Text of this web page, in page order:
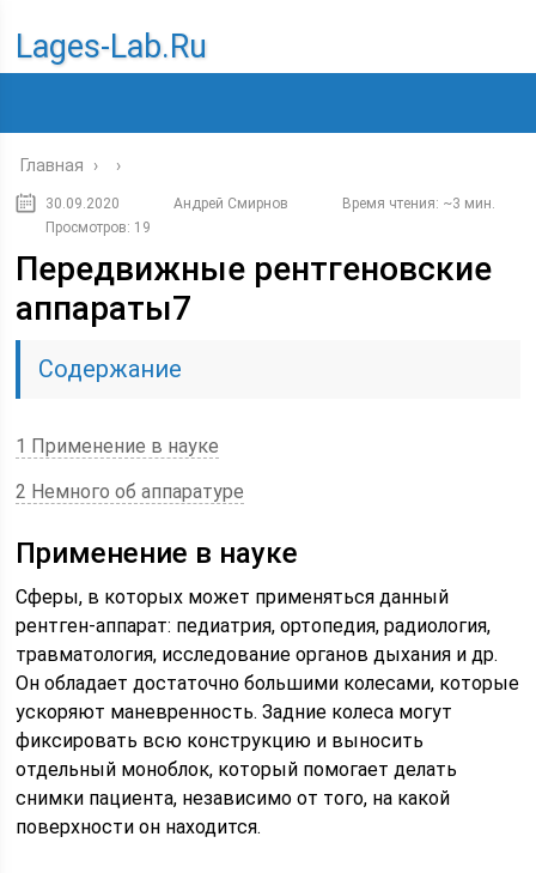
Lages-Lab.ru
Главная › ›
30.09.2020 Андрей Смирнов
Время чтения: ~3 мин.
Просмотров: 19
Передвижные рентгеновские
аппараты7
Содержание
1 Применение в науке
2 Немного об аппаратуре
Применение в науке
Сферы, в которых может применяться данный
рентген-аппарат: педиатрия, ортопедия, радиология,
травматология, исследование органов дыхания и др.
Он обладает достаточно большими колесами, которые
ускоряют маневренность. Задние колеса могут
фиксировать всю конструкцию и выносить
отдельный моноблок, который помогает делать
снимки пациента, независимо от того, на какой
поверхности он находится.